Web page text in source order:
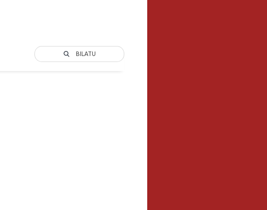
BILATU